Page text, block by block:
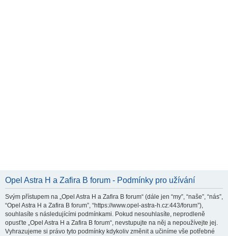
Opel Astra H a Zafira B forum - Podmínky pro užívání
Svým přístupem na „Opel Astra H a Zafira B forum“ (dále jen “my”, “naše”, “nás”,
“Opel Astra H a Zafira B forum”, “https://www.opel-astra-h.cz:443/forum”),
souhlasíte s následujícími podmínkami. Pokud nesouhlasíte, neprodleně
opusťte „Opel Astra H a Zafira B forum“, nevstupujte na něj a nepoužívejte jej.
Vyhrazujeme si právo tyto podmínky kdykoliv změnit a učiníme vše potřebné